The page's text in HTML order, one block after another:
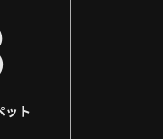
ット